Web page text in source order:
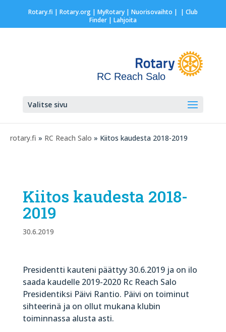
Rotary.fi | Rotary.org| MyRotary | Nuorisovaihto | | Club
Finder| Lahjoita
RC Reach Salo
Valitse sivu
rotary.fi » RC Reach Salo » Kiitos kaudesta 2018-2019
Kiitos kaudesta 2018-
2019
30.6.2019
Presidentti kauteni päättyy 30.6.2019 ja on ilo
saada kaudelle 2019-2020 Rc Reach Salo
Presidentiksi Päivi Rantio. Päivi on toiminut
sihteerinä ja on ollut mukana klubin
toiminnassa alusta asti.